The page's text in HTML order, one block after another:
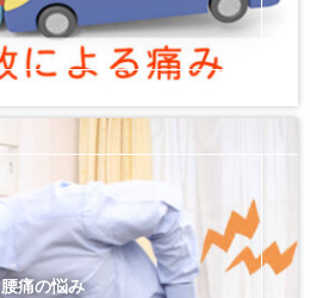
腰痛の悩み